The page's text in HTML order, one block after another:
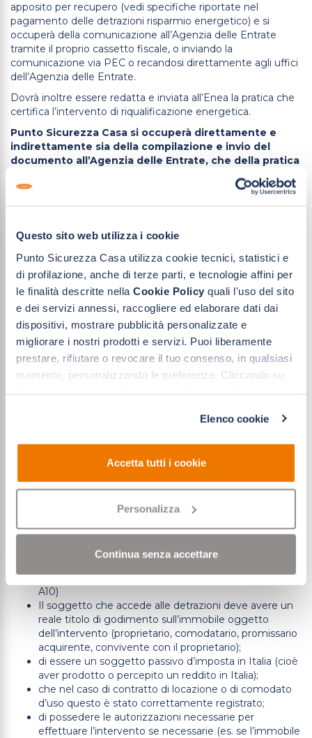
Questo sito web utilizza i cookie
Punto Sicurezza Casa utilizza cookie tecnici, statistici e
di profilazione, anche di terze parti, e tecnologie affini per
le finalità descritte nella Cookie Policy quali l'uso del sito
e dei servizi annessi, raccogliere ed elaborare dati dai
dispositivi, mostrare pubblicità personalizzate e
migliorare i nostri prodotti e servizi. Puoi liberamente
prestare, rifiutare o revocare il tuo consenso, in qualsiasi
momento, personalizzando le preferenze. Cliccando su
acconsenti all'uso dei soli cookie tecnici.
Elenco cookie
Accetta tutti i cookie
Personalizza
Continua senza accettare
apposito per recupero (vedi specifiche riportate nel
pagamento delle detrazioni risparmio energetico) e si
occuperà della comunicazione all’Agenzia delle Entrate
tramite il proprio cassetto fiscale, o inviando la
comunicazione via PEC o recandosi direttamente agli uffici
dell’Agenzia delle Entrate.
Dovrà inoltre essere redatta e inviata all’Enea la pratica che
certifica l’intervento di riqualificazione energetica.
Punto Sicurezza Casa si occuperà direttamente e
indirettamente sia della compilazione e invio del
documento all’Agenzia delle Entrate, che della pratica
Enea. Il cliente si impegna a fornire tutti i dati
necessari successivamente elencati nel prossimo
Entrate decade la possibilità di usufruire dell’opzione
sconto 50% in fattura e il cliente dovrà rimborsare la
restante parte 50% della fornitura maggiorata di interessi.
Una volta presentata tale comunicazione all’Agenzia delle
Entrate il cliente ha scelto di ottenere lo sconto diretto del
50% in fattura e da questo momento non si potrà esercitare
una scelta differente ovvero tornare al recupero fiscale in 10
anni .
REQUISITI E DOCUMENTI PER LO
SCONTO IN FATTURA
possedere per poter ottenere lo sconto 50% in
esistente, regolarmente accatastato (la visura
catastale deve corrispondere perfettamente alla
realtà) e in regola con il versamento dei tributi;
L’immobile deve avere al momento dell’intervento un
indispensabile nel caso di ECOBONUS);
L’Ecobonus consente la sostituzione dell’infisso solo
scheda catastale con la lettera A (esclusa la categoria
A10)
Il soggetto che accede alle detrazioni deve avere un
reale titolo di godimento sull’immobile oggetto
dell’intervento (proprietario, comodatario, promissario
acquirente, convivente con il proprietario);
di essere un soggetto passivo d’imposta in Italia (cioè
aver prodotto o percepito un reddito in Italia);
che nel caso di contratto di locazione o di comodato
d’uso questo è stato correttamente registrato;
di possedere le autorizzazioni necessarie per
effettuare l’intervento se necessarie (es. se l’immobile